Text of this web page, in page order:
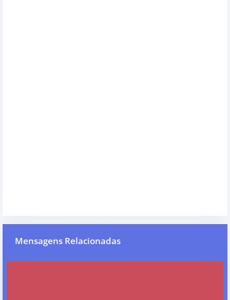
Mensagens Relacionadas